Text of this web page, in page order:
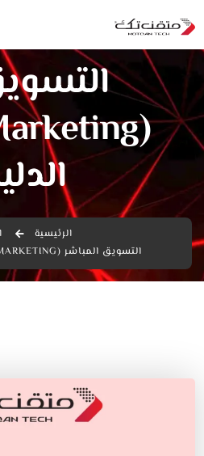
الرئيسية
التسويق المباشر (DIRECT MARKETING): الدليل الشامل